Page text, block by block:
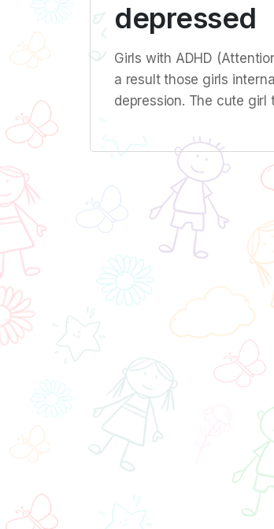
depressed
Girls with ADHD
a result those girls
depression. The cute girl